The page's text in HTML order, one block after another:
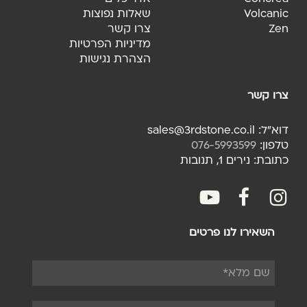
שאלות נפוצות
צרו קשר
מדיניות הפרטיות
הצהרת נגישות
Volcanic
Zen
צרו קשר
דוא"ל: sales@3rdstone.co.il
טלפון: 076-5993599
כתובת: נירים 1, תנובות
youtubefacebook
השאירו לנו פרטים